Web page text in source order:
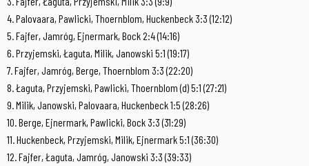
4. Palovaara, Pawlicki, Thoernblom, Huckenbeck 3:3 (12:12)
5. Fajfer, Jamróg, Ejnermark, Bock 2:4 (14:16)
6. Przyjemski, Łaguta, Milik, Janowski 5:1 (19:17)
7. Fajfer, Jamróg, Berge, Thoernblom 3:3 (22:20)
8. Łaguta, Przyjemski, Pawlicki, Thoernblom (d) 5:1 (27:21)
9. Milik, Janowski, Palovaara, Huckenbeck 1:5 (28:26)
10. Berge, Ejnermark, Pawlicki, Bock 3:3 (31:29)
11. Huckenbeck, Przyjemski, Milik, Ejnermark 5:1 (36:30)
12. Fajfer, Łaguta, Jamróg, Janowski 3:3 (39:33)